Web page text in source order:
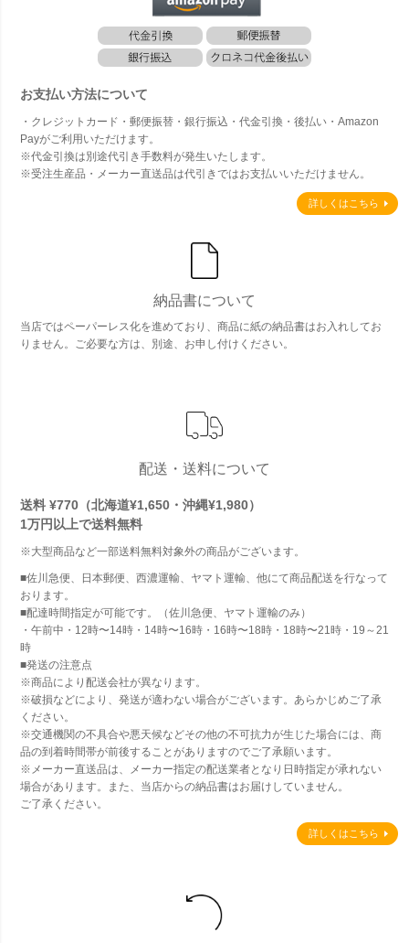
お支払い方法について
・クレジットカード・郵便振替・銀行振込・代金引換・後払い・Amazon
Payがご利用いただけます。
※代金引換は別途代引き手数料が発生いたします。
※受注生産品・メーカー直送品は代引きではお支払いいただけません。
詳しくはこちら
納品書について
当店ではペーパーレス化を進めており、商品に紙の納品書はお入れしてお
りません。ご必要な方は、別途、お申し付けください。
配送・送料について
送料 ¥770（北海道¥1,650・沖縄¥1,980）
1万円以上で送料無料
※大型商品など一部送料無料対象外の商品がございます。
■佐川急便、日本郵便、西濃運輸、ヤマト運輸、他にて商品配送を行なって
おります。
■配達時間指定が可能です。（佐川急便、ヤマト運輸のみ）
・午前中・12時〜14時・14時〜16時・16時〜18時・18時〜21時・19～21
時
■発送の注意点
※商品により配送会社が異なります。
※破損などにより、発送が適わない場合がございます。あらかじめご了承
ください。
※交通機関の不具合や悪天候などその他の不可抗力が生じた場合には、商
品の到着時間帯が前後することがありますのでご了承願います。
※メーカー直送品は、メーカー指定の配送業者となり日時指定が承れない
場合があります。また、当店からの納品書はお届けしていません。
ご了承ください。
詳しくはこちら